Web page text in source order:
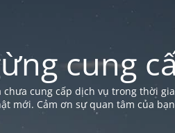
cung
cung cấp dịch vụ trong thời
mới. Cảm ơn sự quan tâm của